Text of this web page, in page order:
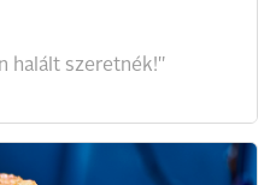
halált szeretnék!"